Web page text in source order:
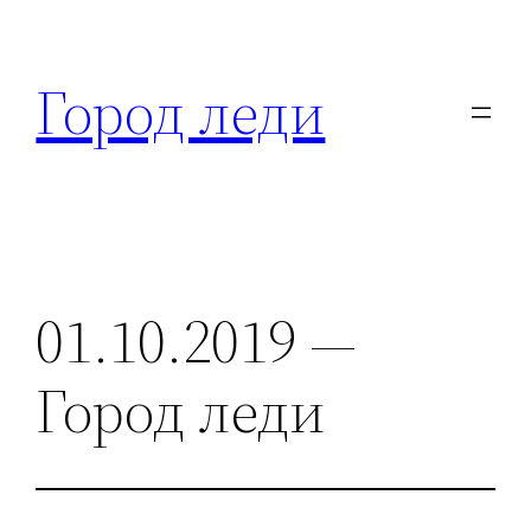
содержимому
Город леди
01.10.2019 —
Город леди